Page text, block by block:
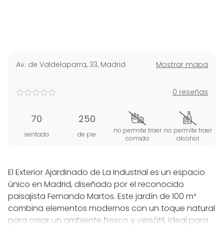
Av. de Valdelaparra, 33, Madrid Mostrar mapa
0 reseñas
70
sentada
250
de pie
no permite traer
comida
no permite traer
alcohol
El Exterior Ajardinado de La Industrial es un espacio
único en Madrid, diseñado por el reconocido
paisajista Fernando Martos. Este jardín de 100 m²
combina elementos modernos con un toque natural
para crear un ambiente fresco y versátil, ideal para